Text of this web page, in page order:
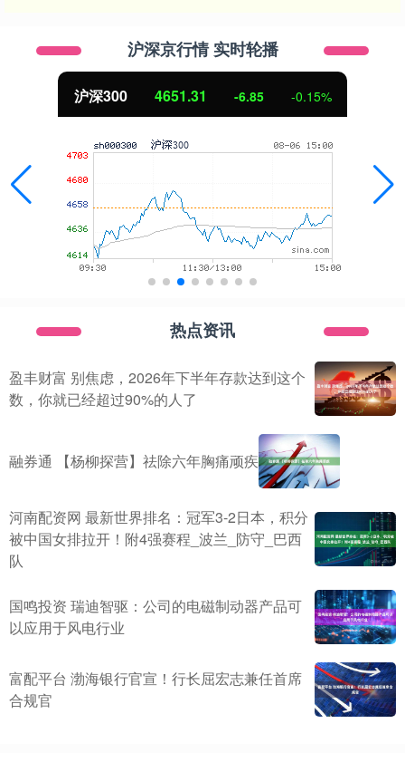
沪深京行情 实时轮播
沪深300 4651.31 -6.85 -0.15%
热点资讯
盈丰财富 别焦虑，2026年下半年存款达到这个
数，你就已经超过90%的人了
融券通 【杨柳探营】祛除六年胸痛顽疾
河南配资网 最新世界排名：冠军3-2日本，积分
被中国女排拉开！附4强赛程_波兰_防守_巴西
队
国鸣投资 瑞迪智驱：公司的电磁制动器产品可
以应用于风电行业
富配平台 渤海银行官宣！行长屈宏志兼任首席
合规官